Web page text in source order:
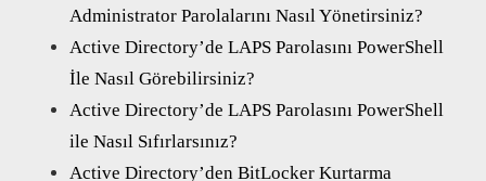
Administrator Parolalarını Nasıl Yönetirsiniz?
Active Directory’de LAPS Parolasını PowerShell
İle Nasıl Görebilirsiniz?
Active Directory’de LAPS Parolasını PowerShell
ile Nasıl Sıfırlarsınız?
Active Directory’den BitLocker Kurtarma